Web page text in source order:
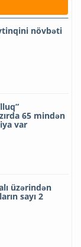
növbəti
65 mindən
var
üzərindən
sayı 2